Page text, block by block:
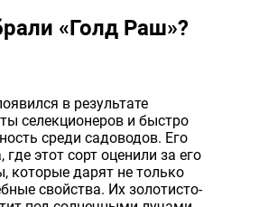
саженцы
травы
«Голд Раш»?
в результате
селекционеров и быстро
среди садоводов. Его
этот сорт оценили за его
которые дарят не только
свойства. Их золотисто-